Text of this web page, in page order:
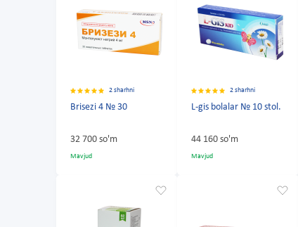
2 sharhni
Brisezi 4 № 30
32 700 so'm
Mavjud
2 sharhni
L-gis bolalar № 10 stol.
44 160 so'm
Mavjud